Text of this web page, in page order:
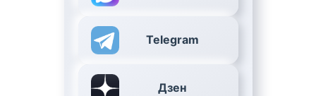
Telegram
Дзен